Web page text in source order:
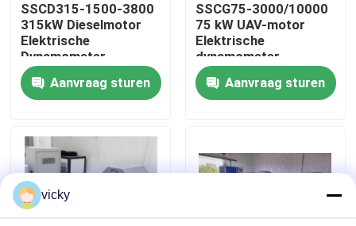
Neem contact met ons op
Nieuws
Torsiedynamometer
Hoge snelheidsdynamometer
SSCD315-1500-3800
315kW Dieselmotor
Elektrische
Dynamometer
Testbank Systeem
Aanvraag sturen
SSCG75-3000/10000
75 kW UAV-motor
Elektrische
dynamometer
testbank
Aanvraag sturen
vicky